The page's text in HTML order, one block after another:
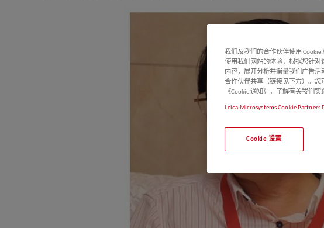
我们及我们的合作伙伴使用
使用我们网站的体验，根据您针
内容，展开分析并衡量我们广告
合作伙伴共享（链接见下方）。您
《Cookie 通知》，了解有关我们
Leica Microsystems Cookie Partners
Cookie 设置